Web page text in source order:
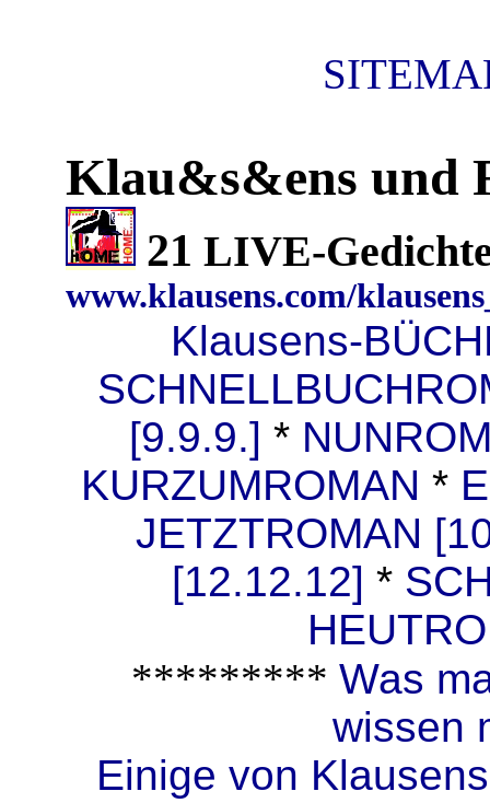
Klau&s&ens und
21 LIVE-
www.klausens.com/
Klausens-
[9.9.9.] *
KURZUMROMAN *
JETZTROMAN
[12.12.12] *
********* Was
wissen
Einige von